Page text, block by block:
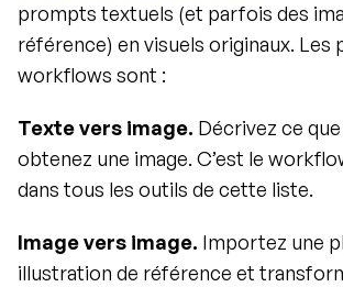
prompts textuels (et parfois des
référence) en visuels originaux. Les
workflows sont :
Texte vers image. Décrivez ce
obtenez une image. C’est le
dans tous les outils de cette liste.
Image vers image. Importez une
illustration de référence et